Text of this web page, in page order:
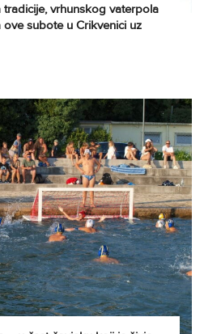
vrhunskog vaterpola
ove subote u Crikvenici uz